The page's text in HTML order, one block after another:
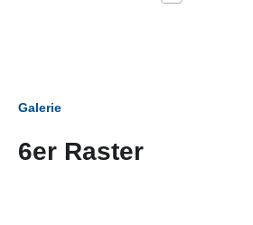
Galerie
6er Raster